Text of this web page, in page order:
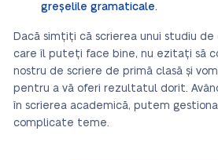
greșelile gramaticale.
Dacă simțiți că scrierea unui studiu
care îl puteți face bine, nu ezitați să
nostru de scriere de primă clasă și
pentru a vă oferi rezultatul dorit.
în scrierea academică, putem
complicate teme.